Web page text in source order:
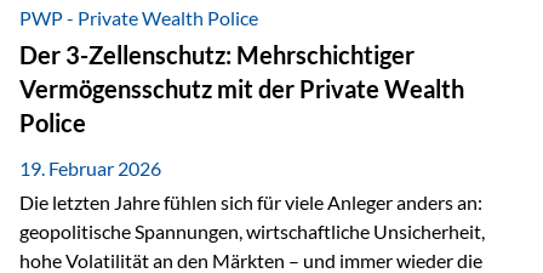
Währungen: +11,5 % Bereits 2025 war ein außergewöhnlich
starkes Jahr: +64,4 % in USD Durchschnitt über alle
Währungen: +56,6 % Langfristig zeigt sich ebenfalls ein
solides…
PWP - Private Wealth Police
Der 3-Zellenschutz: Mehrschichtiger
Vermögensschutz mit der Private Wealth
Police
19. Februar 2026
Die letzten Jahre fühlen sich für viele Anleger anders an:
geopolitische Spannungen, wirtschaftliche Unsicherheit,
hohe Volatilität an den Märkten – und immer wieder die